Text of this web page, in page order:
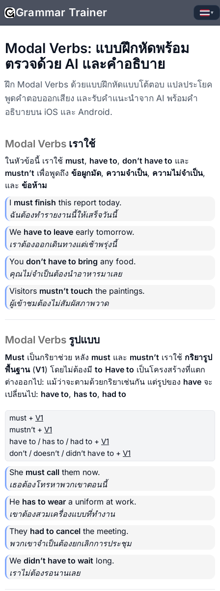
Grammar Trainer ▾
Modal Verbs: แบบฝึกหัดพร้อม
ตรวจด้วย AI และคำอธิบาย
ฝึก Modal Verbs ด้วยแบบฝึกหัดแบบโต้ตอบ แปลประโยค
พูดคำตอบออกเสียง และรับคำแนะนำจาก AI พร้อมคำ
อธิบายบน iOS และ Android.
Modal Verbs เราใช้
ในหัวข้อนี้ เราใช้ must, have to, don’t have to และ
mustn’t เพื่อพูดถึง ข้อผูกมัด, ความจำเป็น, ความไม่จำเป็น,
และ ข้อห้าม
I must finish this report today.
ฉันต้องทำรายงานนี้ให้เสร็จวันนี้
We have to leave early tomorrow.
เราต้องออกเดินทางแต่เช้าพรุ่งนี้
You don’t have to bring any food.
คุณไม่จำเป็นต้องนำอาหารมาเลย
Visitors mustn’t touch the paintings.
ผู้เข้าชมต้องไม่สัมผัสภาพวาด
Modal Verbs รูปแบบ
Must เป็นกริยาช่วย หลัง must และ mustn’t เราใช้ กริยารูป
พื้นฐาน(V1) โดยไม่ต้องมี to Have to เป็นโครงสร้างที่แตก
ต่างออกไป: แม้ว่าจะตามด้วยกริยาเช่นกัน แต่รูปของ have จะ
เปลี่ยนไป: have to, has to, had to
must + V1
mustn’t + V1
have to / has to / had to + V1
don’t / doesn’t / didn’t have to + V1
She must call them now.
เธอต้องโทรหาพวกเขาตอนนี้
He has to wear a uniform at work.
เขาต้องสวมเครื่องแบบที่ทำงาน
They had to cancel the meeting.
พวกเขาจำเป็นต้องยกเลิกการประชุม
We didn’t have to wait long.
เราไม่ต้องรอนานเลย